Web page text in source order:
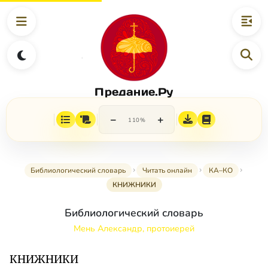
Предание.Ру
− 110% +
Библиологический словарь Читать онлайн
КА–КО
КНИЖНИКИ
Библиологический словарь
Мень Александр, протоиерей
КНИЖНИКИ